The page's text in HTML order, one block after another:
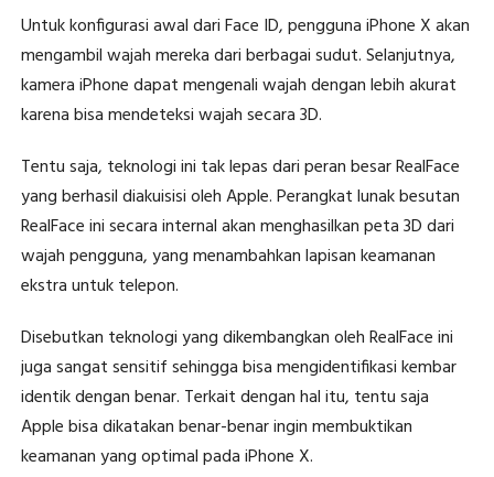
Untuk konfigurasi awal dari Face ID, pengguna iPhone X akan
mengambil wajah mereka dari berbagai sudut. Selanjutnya,
kamera iPhone dapat mengenali wajah dengan lebih akurat
karena bisa mendeteksi wajah secara 3D.
Tentu saja, teknologi ini tak lepas dari peran besar RealFace
yang berhasil diakuisisi oleh Apple. Perangkat lunak besutan
RealFace ini secara internal akan menghasilkan peta 3D dari
wajah pengguna, yang menambahkan lapisan keamanan
ekstra untuk telepon.
Disebutkan teknologi yang dikembangkan oleh RealFace ini
juga sangat sensitif sehingga bisa mengidentifikasi kembar
identik dengan benar. Terkait dengan hal itu, tentu saja
Apple bisa dikatakan benar-benar ingin membuktikan
keamanan yang optimal pada iPhone X.